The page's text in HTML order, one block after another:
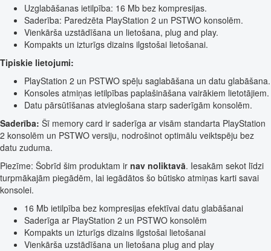
Uzglabāšanas ietilpība: 16 Mb bez kompresijas.
Saderība: Paredzēta PlayStation 2 un PSTWO konsolēm.
Vienkārša uzstādīšana un lietošana, plug and play.
Kompakts un izturīgs dizains ilgstošai lietošanai.
Tipiskie lietojumi:
PlayStation 2 un PSTWO spēļu saglabāšana un datu glabāšana.
Konsoles atmiņas ietilpības paplašināšana vairākiem lietotājiem.
Datu pārsūtīšanas atvieglošana starp saderīgām konsolēm.
Saderība: Šī memory card ir saderīga ar visām standarta PlayStation
2 konsolēm un PSTWO versiju, nodrošinot optimālu veiktspēju bez
datu zuduma.
Piezīme: Šobrīd šim produktam ir nav noliktavā. Iesakām sekot līdzi
turpmākajām piegādēm, lai iegādātos šo būtisko atmiņas karti savai
konsolei.
16 Mb ietilpība bez kompresijas efektīvai datu glabāšanai
Saderīga ar PlayStation 2 un PSTWO konsolēm
Kompakts un izturīgs dizains ilgstošai lietošanai
Vienkārša uzstādīšana un lietošana plug and play